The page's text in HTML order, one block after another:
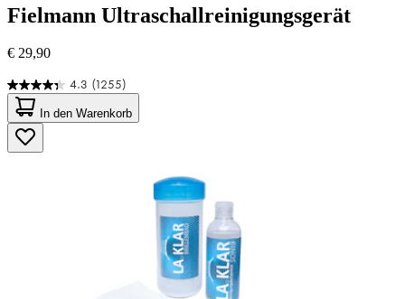
Fielmann Ultraschallreinigungsgerät
€ 29,90
4.3 (1255)
4.3
von
5
Sternen.
1255
In den Warenkorb